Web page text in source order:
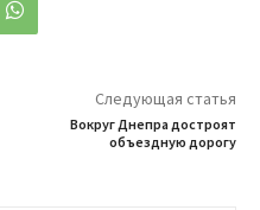
Следующая статья
Вокруг Днепра достроят
объездную дорогу